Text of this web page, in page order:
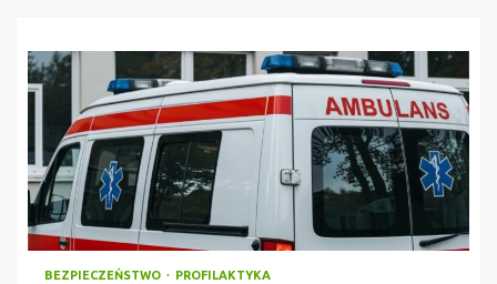
BEZPIECZEŃSTWO PROFILAKTYKA